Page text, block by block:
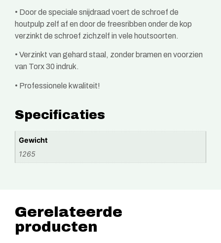
• Door de speciale snijdraad voert de schroef de
houtpulp zelf af en door de freesribben onder de kop
verzinkt de schroef zichzelf in vele houtsoorten.
•Verzinkt van gehard staal, zonder bramen en voorzien
van Torx 30 indruk.
• Professionele kwaliteit!
Specificaties
Gewicht
1265
Gerelateerde
producten